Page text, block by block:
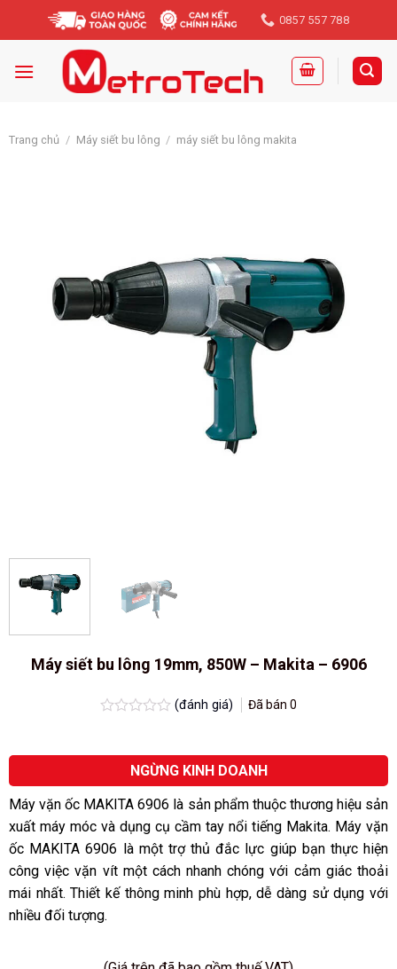
0857 557 788
Trang chủ / Máy siết bu lông / máy siết bu lông makita
Máy siết bu lông 19mm, 850W – Makita – 6906
hạng
5
sao
(đánh giá) Đã bán0
NGỪNG KINH DOANH
Máy vặn ốc MAKITA 6906 là sản phẩm thuộc thương hiệu sản
xuất máy móc và dụng cụ cầm tay nổi tiếng Makita. Máy vặn
ốc MAKITA 6906 là một trợ thủ đắc lực giúp bạn thực hiện
công việc vặn vít một cách nhanh chóng với cảm giác thoải
mái nhất. Thiết kế thông minh phù hợp, dễ dàng sử dụng với
nhiều đối tượng.